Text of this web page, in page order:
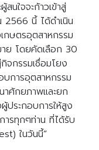
นใจจะก้าวเข้าสู่
2566 นี้ ได้ดำเนิน
กษตรอุตสาหกรรม
าย โดยคัดเลือก 30
จกรรมเชื่อมโยง
บการอุตสาหกรรม
ศักยภาพและยก
ประกอบการให้สูง
รทุกๆท่าน ที่ได้รับ
ในวันนี้”